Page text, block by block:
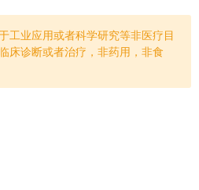
工业应用或者科学研究等非医疗目
床诊断或者治疗，非药用，非食